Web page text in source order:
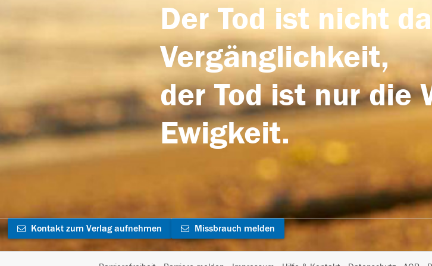
Der Tod ist nicht
Vergänglichkeit,
der Tod ist nur die
Ewigkeit.
Kontakt zum Verlag aufnehmen Missbrauch melden